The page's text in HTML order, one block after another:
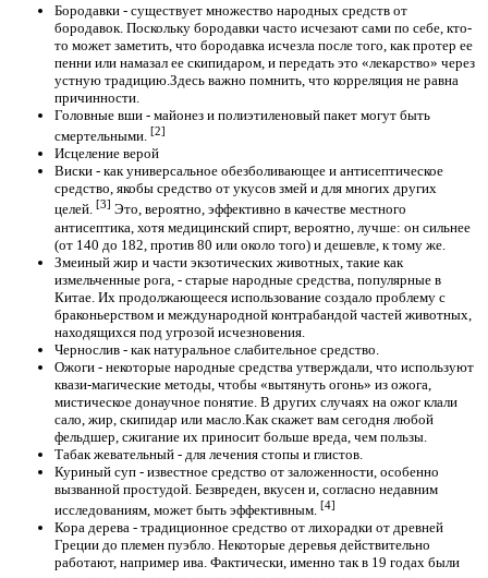
Бородавки - существует множество народных средств от
бородавок. Поскольку бородавки часто исчезают сами по себе, кто-
то может заметить, что бородавка исчезла после того, как протер ее
пенни или намазал ее скипидаром, и передать это «лекарство» через
устную традицию.Здесь важно помнить, что корреляция не равна
причинности.
Головные вши - майонез и полиэтиленовый пакет могут быть
смертельными. [2]
Исцеление верой
Виски - как универсальное обезболивающее и антисептическое
средство, якобы средство от укусов змей и для многих других
целей. [3] Это, вероятно, эффективно в качестве местного
антисептика, хотя медицинский спирт, вероятно, лучше: он сильнее
(от 140 до 182, против 80 или около того) и дешевле, к тому же.
Змеиный жир и части экзотических животных, такие как
измельченные рога, - старые народные средства, популярные в
Китае. Их продолжающееся использование создало проблему с
браконьерством и международной контрабандой частей животных,
находящихся под угрозой исчезновения.
Чернослив - как натуральное слабительное средство.
Ожоги - некоторые народные средства утверждали, что используют
квази-магические методы, чтобы «вытянуть огонь» из ожога,
мистическое донаучное понятие. В других случаях на ожог клали
сало, жир, скипидар или масло.Как скажет вам сегодня любой
фельдшер, сжигание их приносит больше вреда, чем пользы.
Табак жевательный - для лечения стопы и глистов.
Куриный суп - известное средство от заложенности, особенно
вызванной простудой. Безвреден, вкусен и, согласно недавним
исследованиям, может быть эффективным. [4]
Кора дерева - традиционное средство от лихорадки от древней
Греции до племен пуэбло. Некоторые деревья действительно
работают, например ива. Фактически, именно так в 19 годах были